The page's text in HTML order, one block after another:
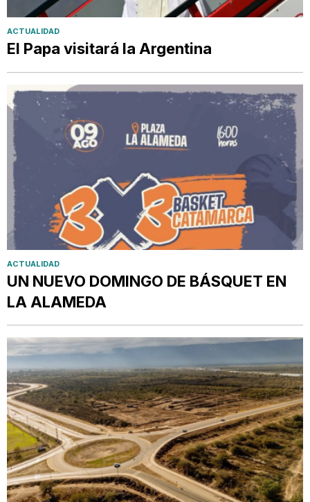
ACTUALIDAD
El Papa visitará la Argentina
ACTUALIDAD
UN NUEVO DOMINGO DE BÁSQUET EN
LA ALAMEDA